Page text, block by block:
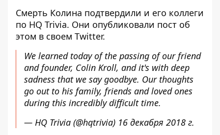
Смерть Колина подтвердили и его коллеги
по HQ Trivia. Они опубликовали пост об
этом в своем Twitter.
We learned today of the passing of our friend
and founder, Colin Kroll, and it's with deep
sadness that we say goodbye. Our thoughts
go out to his family, friends and loved ones
during this incredibly difficult time.
— HQ Trivia (@hqtrivia) 16 декабря 2018 г.